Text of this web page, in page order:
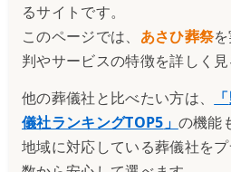
るサイトです。
このページでは、 あさひ葬祭
判やサービスの特徴を詳しく見
他の葬儀社と比べたい方は、
「
儀社ランキングTOP5 」 の機能
地域に対応している葬儀社を